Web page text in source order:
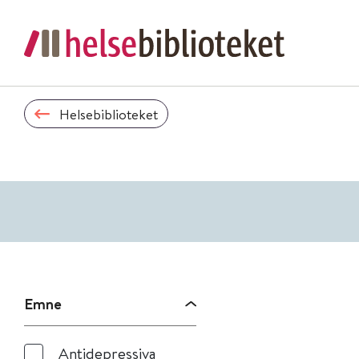
Helsebiblioteket
Emne
Antidepressiva